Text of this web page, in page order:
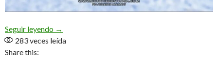
Seguir leyendo «El fin de semana hacemos la marcha nocturna»
→
283veces leída
Share this: